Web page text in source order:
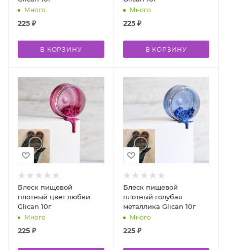
Много
225 ₽
В КОРЗИНУ
Много
225₽
В КОРЗИНУ
Блеск пищевой
плотный цвет любви
Glican 10г
Много
225 ₽
Блеск пищевой
плотный голубая
металлика Glican 10г
Много
225₽